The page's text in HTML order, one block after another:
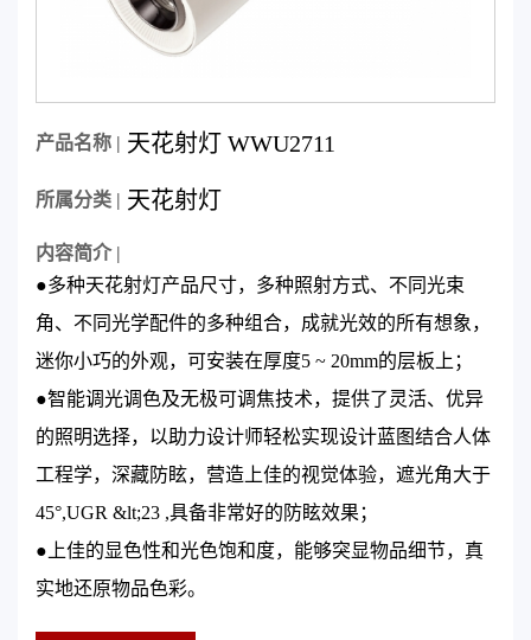
产品名称 | 天花射灯 WWU2711
所属分类 | 天花射灯
内容简介 |
●多种天花射灯产品尺寸，多种照射方式、不同光束
角、不同光学配件的多种组合，成就光效的所有想象，
迷你小巧的外观，可安装在厚度5 ~ 20mm的层板上；
●智能调光调色及无极可调焦技术，提供了灵活、优异
的照明选择，以助力设计师轻松实现设计蓝图结合人体
工程学，深藏防眩，营造上佳的视觉体验，遮光角大于
45°,UGR &lt;23 ,具备非常好的防眩效果；
●上佳的显色性和光色饱和度，能够突显物品细节，真
实地还原物品色彩。